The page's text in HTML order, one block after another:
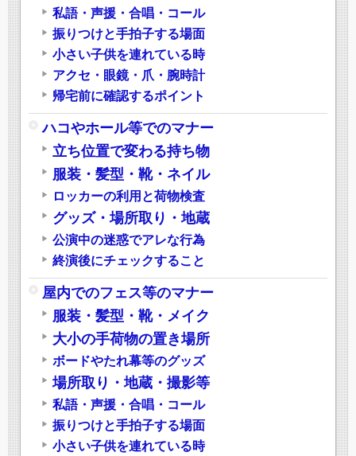
私語・声援・合唱・コール
振りつけと手拍子する場面
小さい子供を連れている時
アクセ・眼鏡・爪・腕時計
帰宅前に確認するポイント
ハコやホール等でのマナー
立ち位置で変わる持ち物
服装・髪型・靴・ネイル
ロッカーの利用と荷物検査
グッズ・場所取り・地蔵
公演中の迷惑でアレな行為
終演後にチェックすること
屋内でのフェス等のマナー
服装・髪型・靴・メイク
大小の手荷物の置き場所
ボードやたれ幕等のグッズ
場所取り・地蔵・撮影等
私語・声援・合唱・コール
振りつけと手拍子する場面
小さい子供を連れている時